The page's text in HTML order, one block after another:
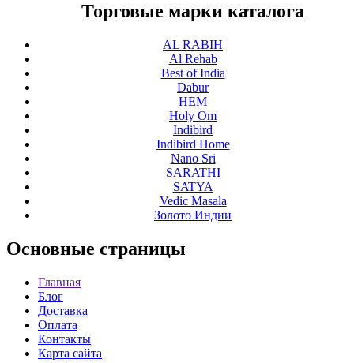
Торговые марки каталога
AL RABIH
Al Rehab
Best of India
Dabur
HEM
Holy Om
Indibird
Indibird Home
Nano Sri
SARATHI
SATYA
Vedic Masala
Золото Индии
Основные страницы
Главная
Блог
Доставка
Оплата
Контакты
Карта сайта